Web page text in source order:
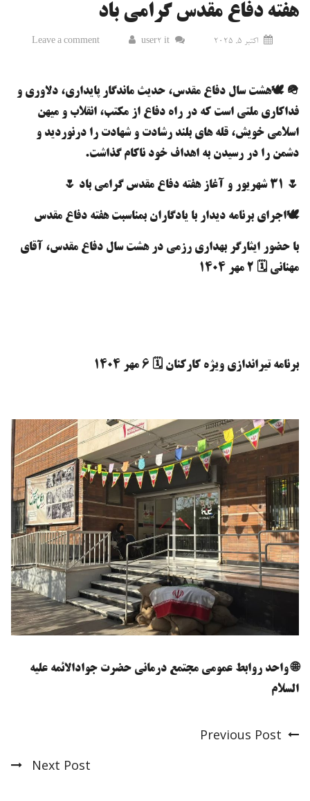
هفته دفاع مقدس گرامی باد
اکتبر 5, 2025 Leave a comment user2 it
🪖 🕊️هشت سال دفاع مقدس، حدیث ماندگار پایداری، دلاوری و
فداکاری ملتی است که در راه دفاع از مکتب، انقلاب و میهن
اسلامی خویش، قله های بلند رشادت و شهادت را درنوردید و
دشمن را در رسیدن به اهداف خود ناکام گذاشت.
🌷 ۳۱ شهریور و آغاز هفته دفاع مقدس گرامی باد 🌷
🕊️اجرای برنامه دیدار با یادگاران بمناسبت هفته دفاع مقدس
با حضور ایثارگر بهداری رزمی در هشت سال دفاع مقدس، آقای
مهنانی 🗓️ ۲ مهر ۱۴۰۴
برنامه تیراندازی ویژه کارکنان 🗓️ 6 مهر ۱۴۰۴
🌐 واحد روابط عمومی مجتمع درمانی حضرت جوادالائمه علیه
السلام
Post
Previous Post
Next Post